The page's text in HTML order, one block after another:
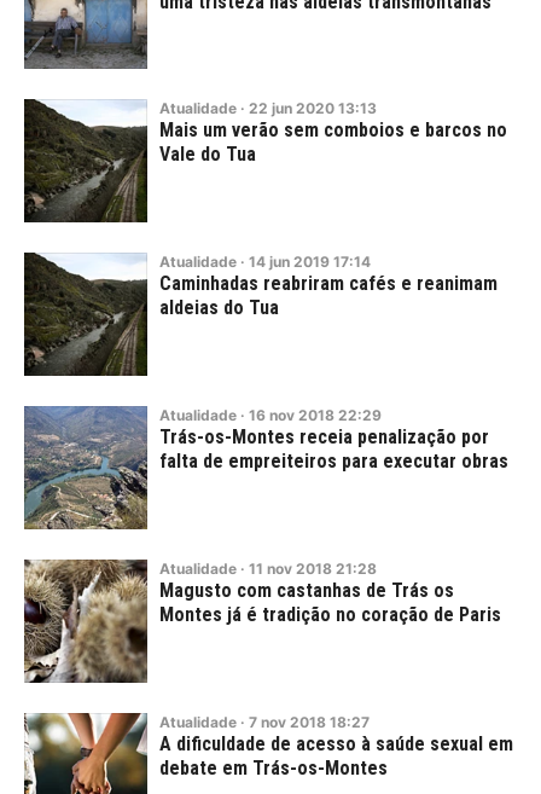
Atualidade · 22 jun 2020 13:13
Mais um verão sem comboios e barcos no
Vale do Tua
Atualidade · 14 jun 2019 17:14
Caminhadas reabriram cafés e reanimam
aldeias do Tua
Atualidade · 16 nov 2018 22:29
Trás-os-Montes receia penalização por
falta de empreiteiros para executar obras
Atualidade · 11 nov 2018 21:28
Magusto com castanhas de Trás os
Montes já é tradição no coração de Paris
Atualidade · 7 nov 2018 18:27
A dificuldade de acesso à saúde sexual em
debate em Trás-os-Montes